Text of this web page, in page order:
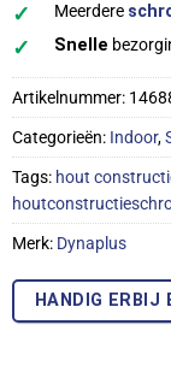
✓ Meerdere
✓ Snelle
Artikelnummer:
Categorieën: Indoor,
Tags: hout
Merk: Dynaplus
HANDIG ERBIJ